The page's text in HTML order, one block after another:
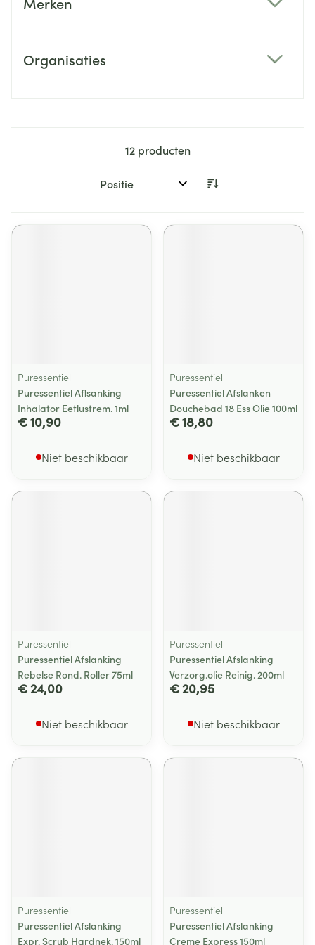
Organisaties
12producten
Sorteer op:
Puressentiel
Puressentiel Aflsanking
Inhalator Eetlustrem. 1ml
€ 10,90
Niet beschikbaar
Puressentiel
Puressentiel Afslanken
Douchebad 18 Ess Olie 100ml
€ 18,80
Niet beschikbaar
Puressentiel
Puressentiel Afslanking
Rebelse Rond. Roller 75ml
€ 24,00
Niet beschikbaar
Puressentiel
Puressentiel Afslanking
Verzorg.olie Reinig. 200ml
€ 20,95
Niet beschikbaar
Puressentiel
Puressentiel Afslanking
Expr. Scrub Hardnek. 150ml
Puressentiel
Puressentiel Afslanking
Creme Express 150ml